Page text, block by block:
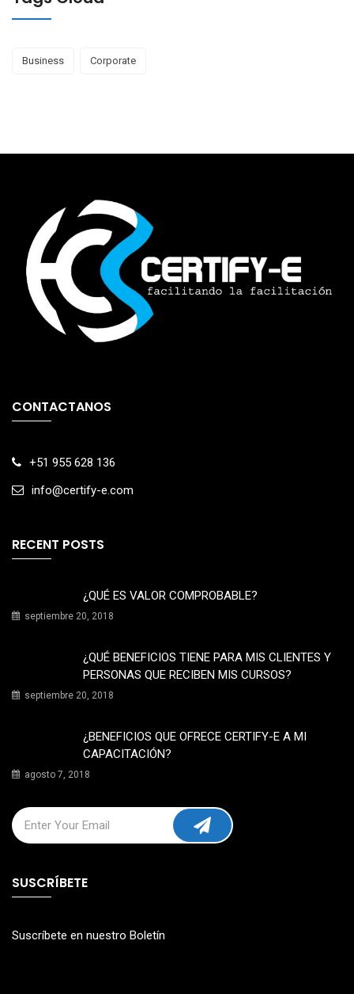
Business Corporate
CONTACTANOS
+51 955 628 136
info@certify-e.com
RECENT POSTS
¿QUÉ ES VALOR COMPROBABLE?
septiembre 20, 2018
¿QUÉ BENEFICIOS TIENE PARA MIS CLIENTES Y
PERSONAS QUE RECIBEN MIS CURSOS?
septiembre 20, 2018
¿BENEFICIOS QUE OFRECE CERTIFY-E A MI
CAPACITACIÓN?
agosto 7, 2018
SUSCRÍBETE
Suscríbete en nuestro Boletín